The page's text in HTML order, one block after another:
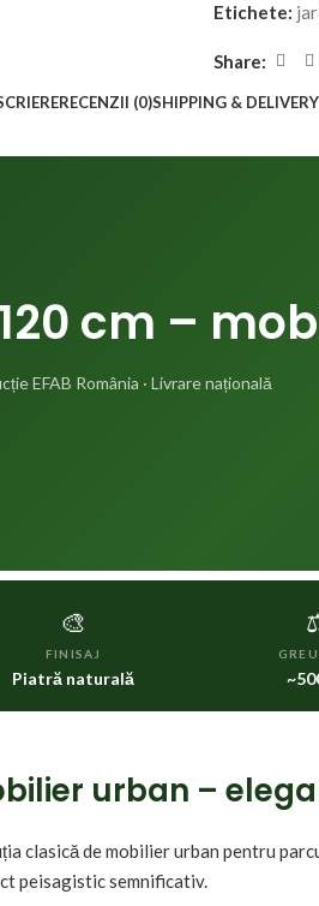
Etichete:
Share:
RECENZII (0)SHIPPING & DELIVERY
cm –
EFAB România · Livrare națională
🎨
FINISAJ
Piatră naturală
urban –
clasică de mobilier urban pentru
peisagistic semnificativ.